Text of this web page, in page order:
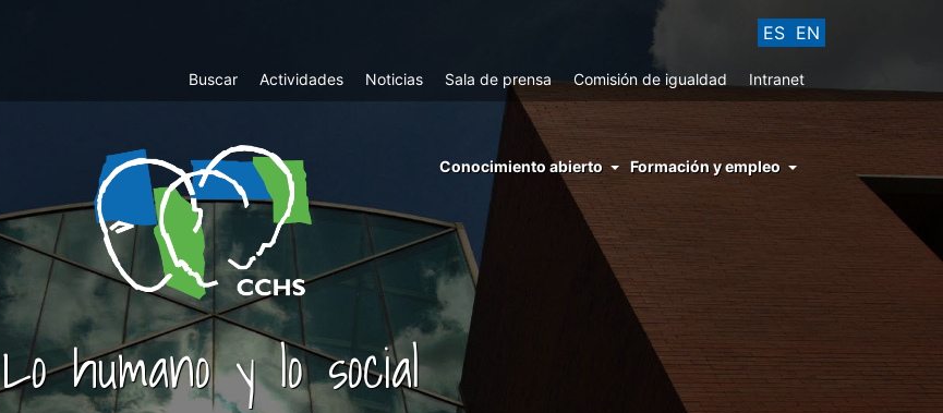
ES EN
Top
Buscar Actividades Noticias Sala de prensa Comisión de igualdad Intranet
menu
conocimiento
abierto
Conocimiento abierto Formación y empleo
Lo humano y lo social